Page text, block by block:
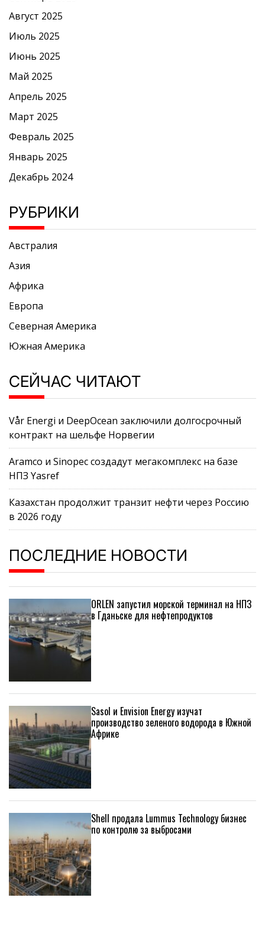
Август 2025
Июль 2025
Июнь 2025
Май 2025
Апрель 2025
Март 2025
Февраль 2025
Январь 2025
Декабрь 2024
РУБРИКИ
Австралия
Азия
Африка
Европа
Северная Америка
Южная Америка
СЕЙЧАС ЧИТАЮТ
Vår Energi и DeepOcean заключили долгосрочный
контракт на шельфе Норвегии
Aramco и Sinopec создадут мегакомплекс на базе
НПЗ Yasref
Казахстан продолжит транзит нефти через Россию
в 2026 году
ПОСЛЕДНИЕ НОВОСТИ
ORLEN запустил морской терминал на НПЗ
в Гданьске для нефтепродуктов
Sasol и Envision Energy изучат
производство зеленого водорода в Южной
Африке
Shell продала Lummus Technology бизнес
по контролю за выбросами